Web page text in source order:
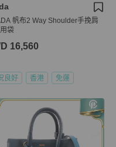
帆布2 Way Shoulder手挽肩
袋
16,560
良好 香港 免運